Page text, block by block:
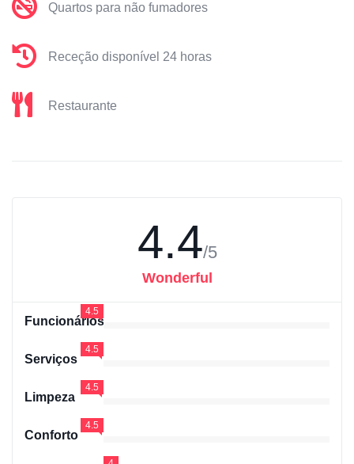
Quartos para não fumadores
Receção disponível 24 horas
Restaurante
4.4/5
Wonderful
Funcionários
4.5
Serviços
4.5
Limpeza
4.5
Conforto
4.5